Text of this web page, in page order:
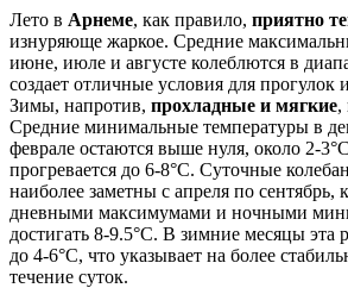
Лето в Арнеме, как правило, приятно
изнуряюще жаркое. Средние
июне, июле и августе колеблются в
создает отличные условия для прогулок
Зимы, напротив, прохладные и мягкие,
Средние минимальные температуры в
феврале остаются выше нуля, около 2-
прогревается до 6-8°C. Суточные
наиболее заметны с апреля по сентябрь,
дневными максимумами и ночными
достигать 8-9.5°C. В зимние месяцы эта
до 4-6°C, что указывает на более
течение суток.